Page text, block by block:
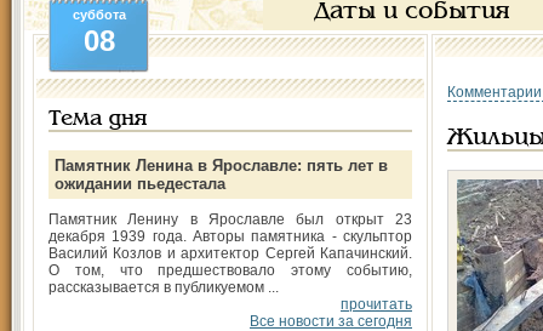
Даты и события
суббота
08
Тема дня
Памятник Ленина в Ярославле: пять лет в
ожидании пьедестала
Памятник Ленину в Ярославле был открыт 23
декабря 1939 года. Авторы памятника - скульптор
Василий Козлов и архитектор Сергей Капачинский.
О том, что предшествовало этому событию,
рассказывается в публикуемом ...
прочитать
Все новости за сегодня
Жильцы